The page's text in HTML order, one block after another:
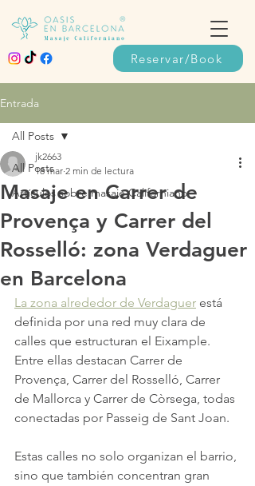
Reservar/Book
Entrada
All Posts
Artículos sobre masaje Californiano
All Posts
Masaje en Carrer de
Provença y Carrer del
Rosselló: zona Verdaguer
en Barcelona
jk2663
18 mar 2 min de lectura
La zona alrededor de Verdaguer está
definida por una red muy clara de
calles que estructuran el Eixample.
Entre ellas destacan Carrer de
Provença, Carrer del Rosselló, Carrer
de Mallorca y Carrer de Còrsega, todas
conectadas por Passeig de Sant Joan.
Estas calles no solo organizan el barrio,
sino que también concentran gran